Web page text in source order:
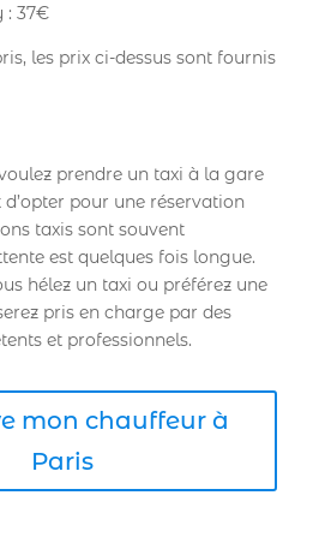
: 37€
les prix ci-dessus sont fournis
prendre un taxi à la gare
d’opter pour une réservation
taxis sont souvent
est quelques fois longue.
hélez un taxi ou préférez une
pris en charge par des
et professionnels.
mon chauffeur à
Paris